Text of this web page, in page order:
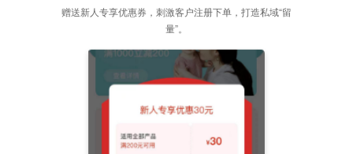
赠送新人专享优惠券，刺激客户注册下单，打造私域“留
量”。